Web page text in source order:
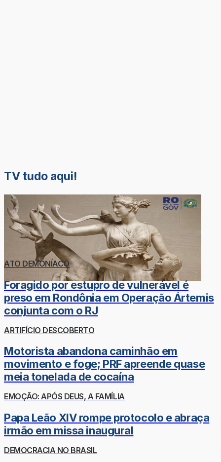
TV tudo aqui!
ATO DEMONÍACO
Foragido por estupro de vulnerável é
preso em Rondônia em Operação Ártemis
conjunta com o RJ
ARTIFÍCIO DESCOBERTO
Motorista abandona caminhão em
movimento e foge; PRF apreende quase
meia tonelada de cocaína
EMOÇÃO: APÓS DEUS, A FAMÍLIA
Papa Leão XIV rompe protocolo e abraça
irmão em missa inaugural
DEMOCRACIA NO BRASIL